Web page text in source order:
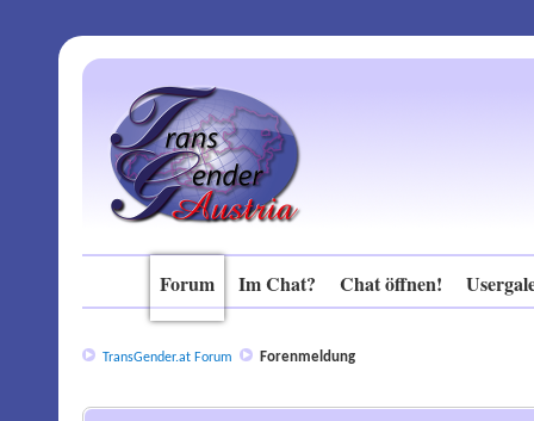
Forum Im Chat? Chat öffnen!
TransGender.at Forum Forenmeldung